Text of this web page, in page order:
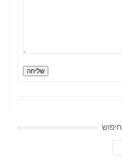
שליחה
חיפוש